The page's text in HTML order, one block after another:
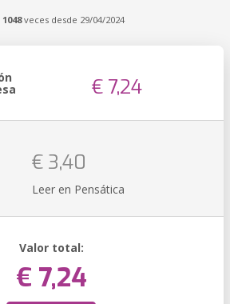
1048veces desde 29/04/2024
€ 7,24
€ 3,40
Leer en Pensática
Valor total:
€ 7,24